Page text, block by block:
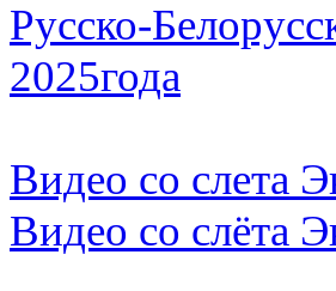
Русско-
2025года
Видео со слета
Видео со слёта